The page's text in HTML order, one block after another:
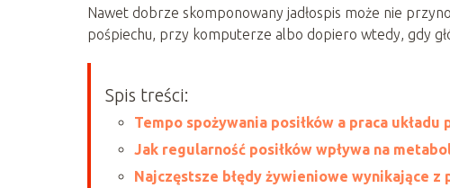
Nawet dobrze skomponowany jadłospis może nie
pośpiechu, przy komputerze albo dopiero wtedy, gdy
Spis treści:
Tempo spożywania posiłków a praca układu
Jak regularność posiłków wpływa na
Najczęstsze błędy żywieniowe wynikające z